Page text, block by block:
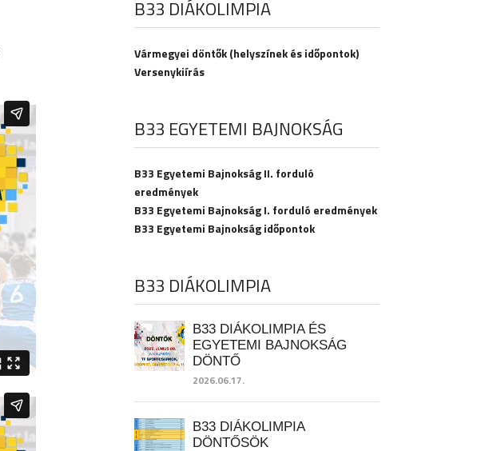
B33 DIÁKOLIMPIA
Vármegyei döntők (helyszínek és időpontok)
Versenykiírás
B33 EGYETEMI BAJNOKSÁG
B33 Egyetemi Bajnokság II. forduló
eredmények
B33 Egyetemi Bajnokság I. forduló eredmények
B33 Egyetemi Bajnokság időpontok
B33 DIÁKOLIMPIA
B33 DIÁKOLIMPIA ÉS
EGYETEMI BAJNOKSÁG
DÖNTŐ
2026.06.17.
B33 DIÁKOLIMPIA
DÖNTŐSÖK